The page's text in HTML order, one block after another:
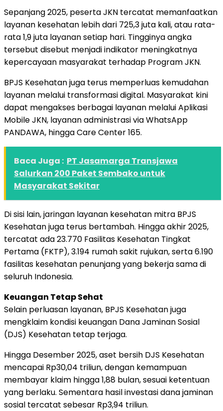
Sepanjang 2025, peserta JKN tercatat memanfaatkan
layanan kesehatan lebih dari 725,3 juta kali, atau rata-
rata 1,9 juta layanan setiap hari. Tingginya angka
tersebut disebut menjadi indikator meningkatnya
kepercayaan masyarakat terhadap Program JKN.
BPJS Kesehatan juga terus memperluas kemudahan
layanan melalui transformasi digital. Masyarakat kini
dapat mengakses berbagai layanan melalui Aplikasi
Mobile JKN, layanan administrasi via WhatsApp
PANDAWA, hingga Care Center 165.
Baca Juga : PT Jasamarga Transjawa
Salurkan 200 Paket Sembako untuk
Masyarakat Sekitar
Di sisi lain, jaringan layanan kesehatan mitra BPJS
Kesehatan juga terus bertambah. Hingga akhir 2025,
tercatat ada 23.770 Fasilitas Kesehatan Tingkat
Pertama (FKTP), 3.194 rumah sakit rujukan, serta 6.190
fasilitas kesehatan penunjang yang bekerja sama di
seluruh Indonesia.
Keuangan Tetap Sehat
Selain perluasan layanan, BPJS Kesehatan juga
mengklaim kondisi keuangan Dana Jaminan Sosial
(DJS) Kesehatan tetap terjaga.
Hingga Desember 2025, aset bersih DJS Kesehatan
mencapai Rp30,04 triliun, dengan kemampuan
membayar klaim hingga 1,88 bulan, sesuai ketentuan
yang berlaku. Sementara hasil investasi dana jaminan
sosial tercatat sebesar Rp3,94 triliun.